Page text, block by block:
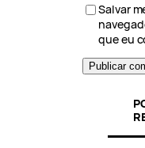
Salvar
que eu